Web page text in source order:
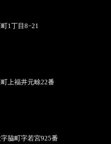
1丁目8−21
上福井元畭22番
脇町字若宮925番